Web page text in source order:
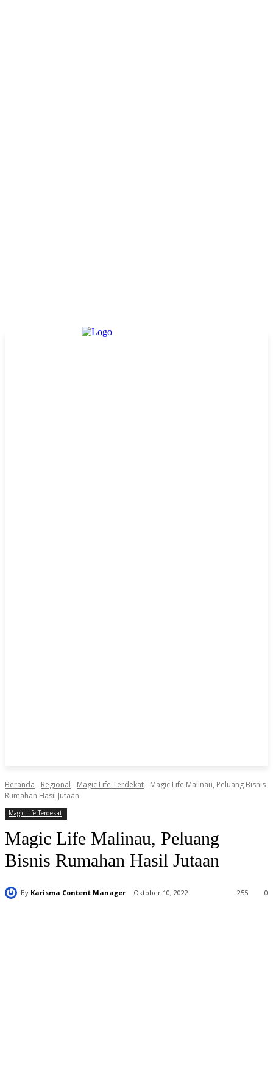
Beranda Regional Magic Life Terdekat
Magic Life Malinau, Peluang Bisnis
Rumahan Hasil Jutaan
Magic Life Terdekat
Magic Life Malinau, Peluang
Bisnis Rumahan Hasil Jutaan
By Karisma Content Manager Oktober 10, 2022 0
255